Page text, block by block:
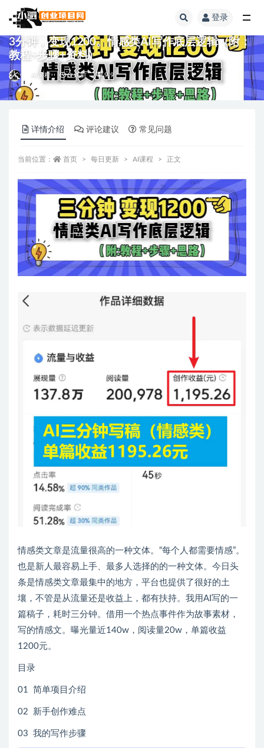
登录
3分钟，变现1200。情感类AI写作底层逻辑（附：
教程+步骤+资料）
AI课程 3 年前 9.9
详情介绍 评论建议 常见问题
当前位置： 首页 每日更新 AI课程 正文
情感类文章是流量很高的一种文体。“每个人都需要情感”。
也是新人最容易上手、最多人选择的的一种文体。今日头
条是情感类文章最集中的地方，平台也提供了很好的土
壤，不管是从流量还是收益上，都有扶持。我用AI写的一
篇稿子，耗时三分钟。借用一个热点事件作为故事素材，
写的情感文。曝光量近140w，阅读量20w，单篇收益
1200元。
目录
01 简单项目介绍
02 新手创作难点
03 我的写作步骤